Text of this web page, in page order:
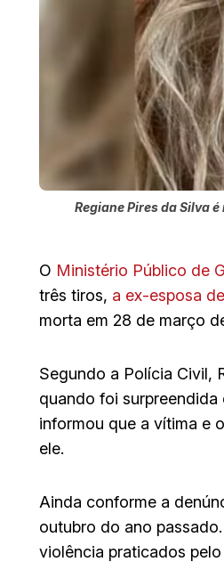
Regiane Pires da Silva
O Ministério Público de
três tiros, a ex-esposa
morta em 28 de março
Segundo a Polícia Civil,
quando foi
informou que a vítima e
ele.
Ainda conforme a
outubro do ano
violência praticados